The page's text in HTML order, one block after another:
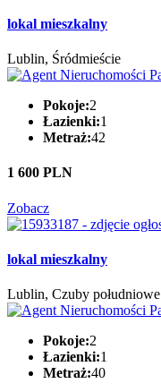
lokal mieszkalny
Lublin, Śródmieście
Pokoje:2
Łazienki:1
Metraż:42
1 600 PLN
Zobacz
lokal mieszkalny
Lublin, Czuby południowe
Pokoje:2
Łazienki:1
Metraż:40